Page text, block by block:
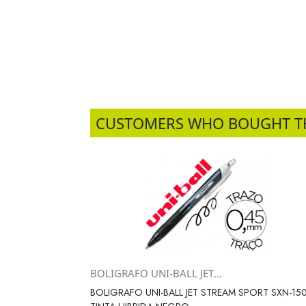
CUSTOMERS WHO BOUGHT
Vista rápida
BOLIGRAFO UNI-BALL JET...
BOLIGRAFO UNI-BALL JET STREAM SPORT SXN-